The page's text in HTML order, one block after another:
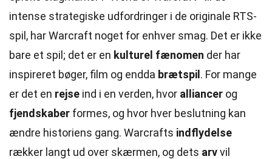
intense strategiske udfordringer i de originale RTS-
spil, har Warcraft noget for enhver smag. Det er ikke
bare et spil; det er en kulturel fænomen der har
inspireret bøger, film og endda brætspil . For mange
er det en rejse ind i en verden, hvor alliancer og
fjendskaber formes, og hvor hver beslutning kan
ændre historiens gang. Warcrafts indflydelse
rækker langt ud over skærmen, og dets arvvil